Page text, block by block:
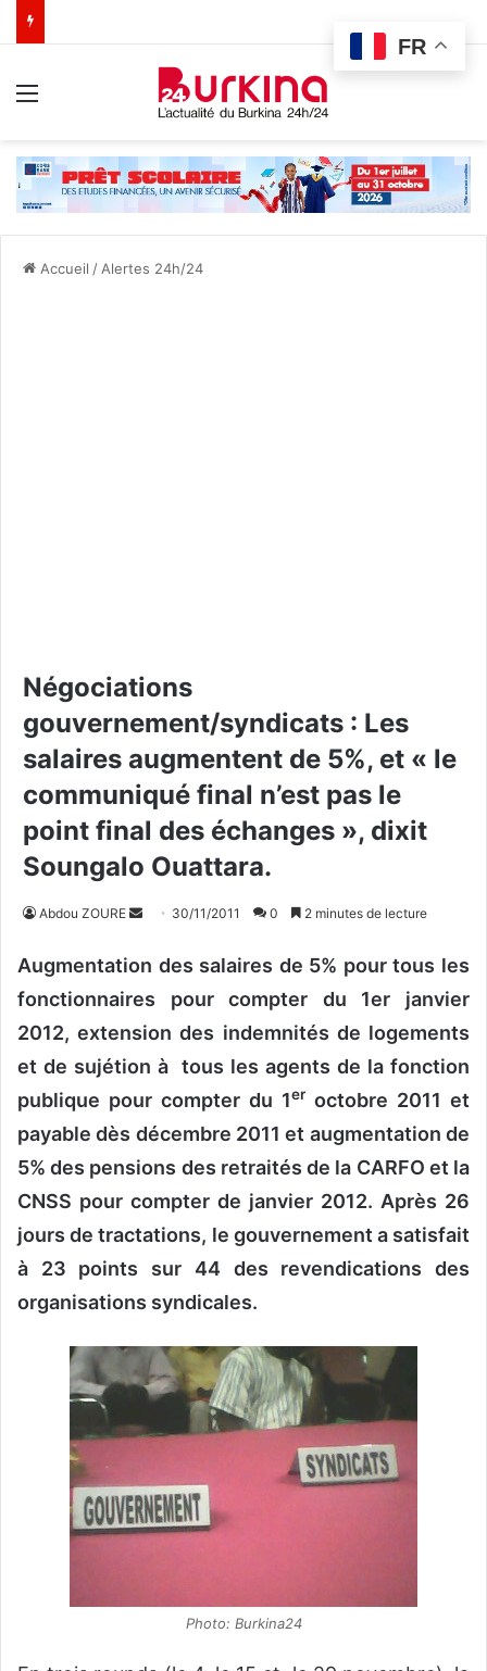
Accueil / Alertes 24h/24
Négociations
gouvernement/syndicats : Les
salaires augmentent de 5%, et « le
communiqué final n’est pas le
point final des échanges », dixit
Soungalo Ouattara.
Abdou ZOURE
v
e
r
u
o
u
e
30/11/2011 0 2 minutes de lecture
Augmentation des salaires de 5% pour tous les
fonctionnaires pour compter du 1er janvier
2012, extension des indemnités de logements
et de sujétion à tous les agents de la fonction
publique pour compter du 1er octobre 2011 et
payable dès décembre 2011 et augmentation de
5% des pensions des retraités de la CARFO et la
CNSS pour compter de janvier 2012. Après 26
jours de tractations, le gouvernement a satisfait
à 23 points sur 44 des revendications des
organisations syndicales.
Photo: Burkina24
FR